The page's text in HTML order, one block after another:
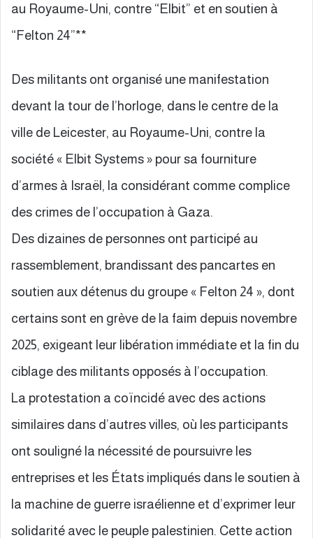
au Royaume-Uni, contre “Elbit” et en soutien à
“Felton 24”**
Des militants ont organisé une manifestation
devant la tour de l’horloge, dans le centre de la
ville de Leicester, au Royaume-Uni, contre la
société « Elbit Systems » pour sa fourniture
d’armes à Israël, la considérant comme complice
des crimes de l’occupation à Gaza.
Des dizaines de personnes ont participé au
rassemblement, brandissant des pancartes en
soutien aux détenus du groupe « Felton 24 », dont
certains sont en grève de la faim depuis novembre
2025, exigeant leur libération immédiate et la fin du
ciblage des militants opposés à l’occupation.
La protestation a coïncidé avec des actions
similaires dans d’autres villes, où les participants
ont souligné la nécessité de poursuivre les
entreprises et les États impliqués dans le soutien à
la machine de guerre israélienne et d’exprimer leur
solidarité avec le peuple palestinien. Cette action